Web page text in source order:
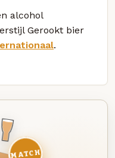
alcohol
Gerookt bier
.
MATCH